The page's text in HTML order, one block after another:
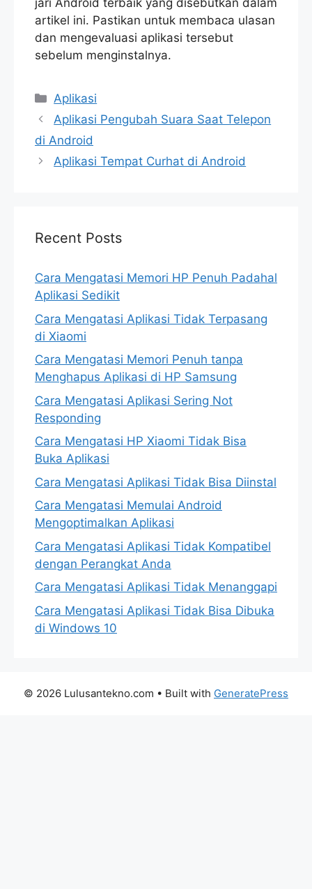
jari Android terbaik yang disebutkan dalam
artikel ini. Pastikan untuk membaca ulasan
dan mengevaluasi aplikasi tersebut
sebelum menginstalnya.
Categories
Aplikasi
Aplikasi Pengubah Suara Saat Telepon
di Android
Aplikasi Tempat Curhat di Android
Recent Posts
Cara Mengatasi Memori HP Penuh Padahal
Aplikasi Sedikit
Cara Mengatasi Aplikasi Tidak Terpasang
di Xiaomi
Cara Mengatasi Memori Penuh tanpa
Menghapus Aplikasi di HP Samsung
Cara Mengatasi Aplikasi Sering Not
Responding
Cara Mengatasi HP Xiaomi Tidak Bisa
Buka Aplikasi
Cara Mengatasi Aplikasi Tidak Bisa Diinstal
Cara Mengatasi Memulai Android
Mengoptimalkan Aplikasi
Cara Mengatasi Aplikasi Tidak Kompatibel
dengan Perangkat Anda
Cara Mengatasi Aplikasi Tidak Menanggapi
Cara Mengatasi Aplikasi Tidak Bisa Dibuka
di Windows 10
© 2026 Lulusantekno.com • Built with GeneratePress